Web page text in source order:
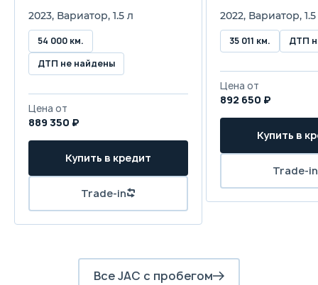
2023, Вариатор, 1.5 л
54 000 км.
ДТП не найдены
Цена от
889 350 ₽
Купить в кредит
Trade-in
2022, Вариатор,
35 011 км. ДТП
Цена от
892 650 ₽
Купить в
Trade-in
Все JAC с пробегом